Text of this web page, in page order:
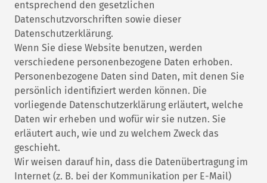
entsprechend den gesetzlichen
Datenschutzvorschriften sowie dieser
Datenschutzerklärung.
Wenn Sie diese Website benutzen, werden
verschiedene personenbezogene Daten erhoben.
Personenbezogene Daten sind Daten, mit denen Sie
persönlich identifiziert werden können. Die
vorliegende Datenschutzerklärung erläutert, welche
Daten wir erheben und wofür wir sie nutzen. Sie
erläutert auch, wie und zu welchem Zweck das
geschieht.
Wir weisen darauf hin, dass die Datenübertragung im
Internet (z. B. bei der Kommunikation per E-Mail)